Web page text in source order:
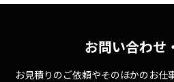
お問い合わせ
お見積りのご依頼やそのほかのお仕